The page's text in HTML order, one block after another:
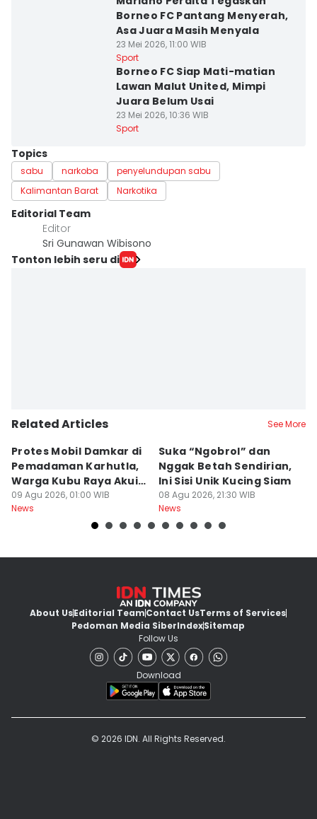
Borneo FC Pantang Menyerah,
Asa Juara Masih Menyala
23 Mei 2026, 11:00 WIB
Sport
Borneo FC Siap Mati-matian
Lawan Malut United, Mimpi
Juara Belum Usai
23 Mei 2026, 10:36 WIB
Sport
Topics
sabu narkoba
penyelundupan sabu
Kalimantan Barat
Narkotika
Editorial Team
Editor
Sri Gunawan Wibisono
Tonton lebih seru di
Related Articles See More
Protes Mobil Damkar di
Pemadaman Karhutla,
Warga Kubu Raya Akui
Khilaf
09 Agu 2026, 01:00 WIB
News
Suka “Ngobrol” dan
Nggak Betah Sendirian,
Ini Sisi Unik Kucing Siam
08 Agu 2026, 21:30 WIB
News
About UsEditorial TeamContact UsTerms of Services
Pedoman Media SiberIndexSitemap
Follow Us
Download
© 2026 IDN. All Rights Reserved.